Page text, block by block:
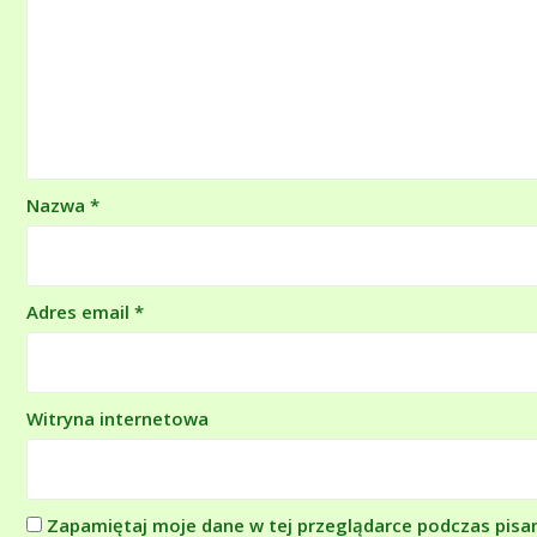
Nazwa *
Adres email *
Witryna internetowa
Zapamiętaj moje dane w tej przeglądarce podczas